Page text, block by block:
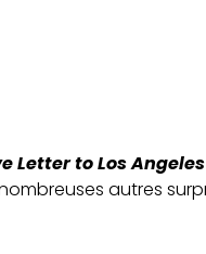
Letter to Los
autres